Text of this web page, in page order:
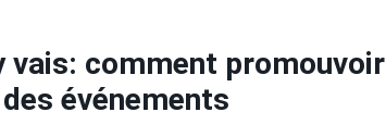
vais: comment promouvoir
événements